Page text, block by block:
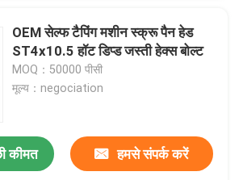
OEM सेल्फ टैपिंग मशीन स्क्रू पैन हेड
ST4x10.5 हॉट डिप्ड जस्ती हेक्स बोल्ट
MOQ：50000 पीसी
मूल्य：negociation
कीमत हमसे संपर्क करें